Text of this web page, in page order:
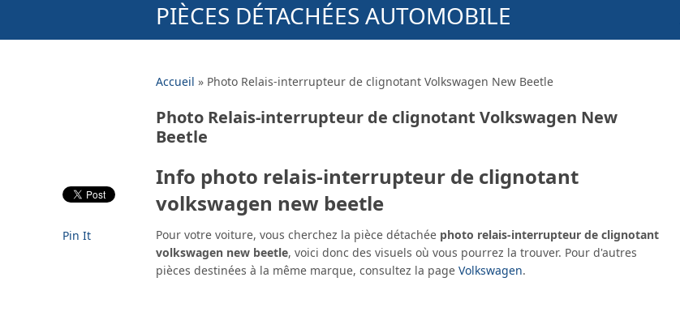
PIÈCES DÉTACHÉES AUTOMOBILE
Accueil » Photo Relais-interrupteur de clignotant Volkswagen New Beetle
Photo Relais-interrupteur de clignotant Volkswagen New
Beetle
Info photo relais-interrupteur de clignotant
volkswagen new beetle
Pour votre voiture, vous cherchez la pièce détachée photo relais-interrupteur de clignotant
volkswagen new beetle, voici donc des visuels où vous pourrez la trouver. Pour d'autres
pièces destinées à la même marque, consultez la page Volkswagen.
Pin It